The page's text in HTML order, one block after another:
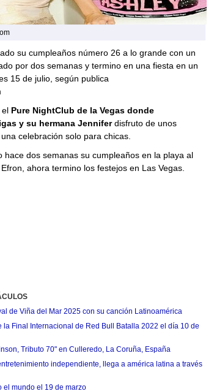
su cumpleaños número 26 a lo grande con un
por dos semanas y termino en una fiesta en un
15 de julio, según publica
el Pure NightClub de la Vegas donde
y su hermana Jenniferdisfruto de unos
celebración solo para chicas.
hace dos semanas su cumpleaños en la playa al
ahora termino los festejos en Las Vegas.
de Viña del Mar 2025 con su canción Latinoamérica
la Final Internacional de Red Bull Batalla 2022 el día 10 de
Tributo 70" en Culleredo, La Coruña, España
independiente, llega a américa latina a través
el mundo el 19 de marzo